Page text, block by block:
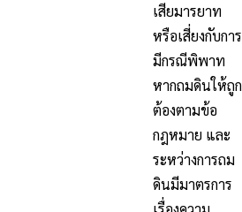
เสียมารยาท
หรือเสี่ยงกับการ
มีกรณีพิพาท
หากถมดินให้ถูก
ต้องตามข้อ
กฎหมาย และ
ระหว่างการถม
ดินมีมาตรการ